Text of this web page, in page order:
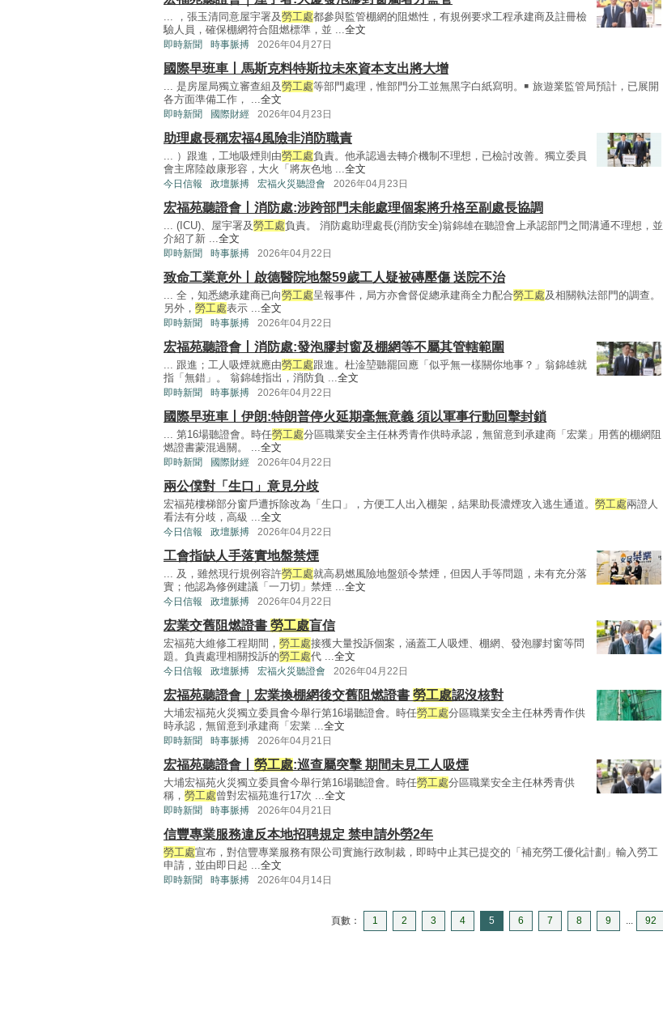
... ，張玉清同意屋宇署及勞工處都參與監管棚網的阻燃性，有規例要求工程承建商及註冊檢
驗人員，確保棚網符合阻燃標準，並 ...全文
即時新聞 時事脈搏 2026年04月27日
國際早班車丨馬斯克料特斯拉未來資本支出將大增
... 是房屋局獨立審查組及勞工處等部門處理，惟部門分工並無黑字白紙寫明。￭ 旅遊業監管局預計，已展開
各方面準備工作， ...全文
即時新聞 國際財經 2026年04月23日
助理處長稱宏福4風險非消防職責
... ）跟進，工地吸煙則由勞工處負責。他承認過去轉介機制不理想，已檢討改善。獨立委員
會主席陸啟康形容，大火「將灰色地 ...全文
今日信報 政壇脈搏 宏福火災聽證會 2026年04月23日
宏福苑聽證會丨消防處:涉跨部門未能處理個案將升格至副處長協調
... (ICU)、屋宇署及勞工處負責。 消防處助理處長(消防安全)翁錦雄在聽證會上承認部門之間溝通不理想，並
介紹了新 ...全文
即時新聞 時事脈搏 2026年04月22日
致命工業意外丨啟德醫院地盤59歲工人疑被磚壓傷 送院不治
... 全，知悉總承建商已向勞工處呈報事件，局方亦會督促總承建商全力配合勞工處及相關執法部門的調查。
另外， 勞工處表示 ...全文
即時新聞 時事脈搏 2026年04月22日
宏福苑聽證會丨消防處:發泡膠封窗及棚網等不屬其管轄範圍
... 跟進；工人吸煙就應由勞工處跟進。杜淦堃聽罷回應「似乎無一樣關你地事？」翁錦雄就
指「無錯」。 翁錦雄指出，消防負 ...全文
即時新聞 時事脈搏 2026年04月22日
國際早班車丨伊朗:特朗普停火延期毫無意義 須以軍事行動回擊封鎖
... 第16場聽證會。時任勞工處分區職業安全主任林秀青作供時承認，無留意到承建商「宏業」用舊的棚網阻
燃證書蒙混過關。 ...全文
即時新聞 國際財經 2026年04月22日
兩公僕對「生口」意見分歧
宏福苑樓梯部分窗戶遭拆除改為「生口」，方便工人出入棚架，結果助長濃煙攻入逃生通道。 勞工處兩證人
看法有分歧，高級 ...全文
今日信報 政壇脈搏 2026年04月22日
工會指缺人手落實地盤禁煙
... 及，雖然現行規例容許勞工處就高易燃風險地盤頒令禁煙，但因人手等問題，未有充分落
實；他認為修例建議「一刀切」禁煙 ...全文
今日信報 政壇脈搏 2026年04月22日
宏業交舊阻燃證書 勞工處盲信
宏福苑大維修工程期間， 勞工處接獲大量投訴個案，涵蓋工人吸煙、棚網、發泡膠封窗等問
題。負責處理相關投訴的勞工處代 ...全文
今日信報 政壇脈搏 宏福火災聽證會 2026年04月22日
宏福苑聽證會｜宏業換棚網後交舊阻燃證書 勞工處認沒核對
大埔宏福苑火災獨立委員會今舉行第16場聽證會。時任勞工處分區職業安全主任林秀青作供
時承認，無留意到承建商「宏業 ...全文
即時新聞 時事脈搏 2026年04月21日
宏福苑聽證會丨 勞工處:巡查屬突擊 期間未見工人吸煙
大埔宏福苑火災獨立委員會今舉行第16場聽證會。時任勞工處分區職業安全主任林秀青供
稱， 勞工處曾對宏福苑進行17次 ...全文
即時新聞 時事脈搏 2026年04月21日
信豐專業服務違反本地招聘規定 禁申請外勞2年
勞工處宣布，對信豐專業服務有限公司實施行政制裁，即時中止其已提交的「補充勞工優化計劃」輸入勞工
申請，並由即日起 ...全文
即時新聞 時事脈搏 2026年04月14日
頁數： 1 2 3 4 5 6 7 8 9 ... 92